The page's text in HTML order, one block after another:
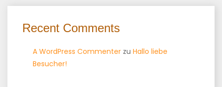
Recent Comments
A WordPress Commenter zu Hallo liebe
Besucher!